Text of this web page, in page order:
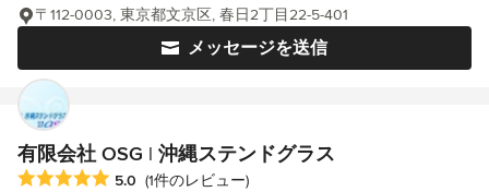
メッセージを送信
〒112-0003, 東京都文京区, 春日2丁目22-5-401
有限会社 OSG | 沖縄ステンドグラス
平均評価：5つ星中 星5
5.0 (1件のレビュー)